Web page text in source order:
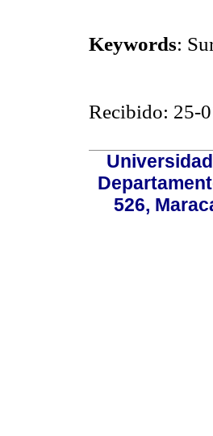
Keywords:
Recibido: 25-
526,